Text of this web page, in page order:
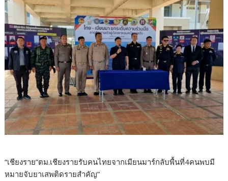
“เชียงราย”ตม.เชียงรายรับคนไทยจากเมียนมาร์กลับพื้นที่4คนพบมี
หมายจับยาเสพติดรายสำคัญ”